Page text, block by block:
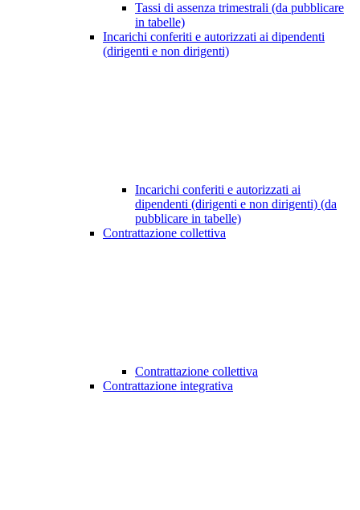
Tassi di assenza trimestrali (da pubblicare
in tabelle)
Incarichi conferiti e autorizzati ai dipendenti
(dirigenti e non dirigenti)
Incarichi conferiti e autorizzati ai
dipendenti (dirigenti e non dirigenti) (da
pubblicare in tabelle)
Contrattazione collettiva
Contrattazione collettiva
Contrattazione integrativa